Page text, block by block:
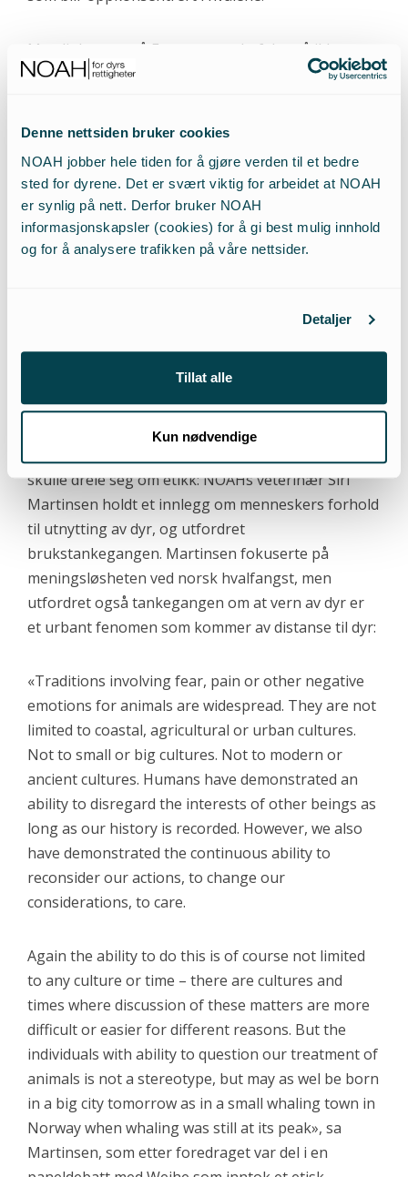
Denne nettsiden bruker cookies
NOAH jobber hele tiden for å gjøre verden til et bedre
sted for dyrene. Det er svært viktig for arbeidet at NOAH
er synlig på nett. Derfor bruker NOAH
informasjonskapsler (cookies) for å gi best mulig innhold
og for å analysere trafikken på våre nettsider.
Detaljer
Tillat alle
Kun nødvendige
Myndighetene på Færøyene anbefaler nå ikke mer
enn ett måltid i måneden med grindhvalkjøtt, og
unna kjøttet. Merkelig nok synes motstanden å
både gravide og foreldre av småbarn har stått frem
i dokumentarer og fortalt at de spiser kjøttet selv
om de er bekymret. Som Weihe selv sa om
helseopplysning rundt hvalkjøtt: «Det er vanskelig».
NOAHs Siri Martinsen og norske myndigheters representant,
Kun to foredragsholdere hadde et kritisk blikk på
hvalfangst ut i fra etiske og dyrevelferdsmessige
skulle dreie seg om etikk: NOAHs veterinær Siri
Martinsen holdt et innlegg om menneskers forhold
til utnytting av dyr, og utfordret
brukstankegangen. Martinsen fokuserte på
meningsløsheten ved norsk hvalfangst, men
utfordret også tankegangen om at vern av dyr er
et urbant fenomen som kommer av distanse til dyr:
«Traditions involving fear, pain or other negative
emotions for animals are widespread. They are not
limited to coastal, agricultural or urban cultures.
Not to small or big cultures. Not to modern or
ancient cultures. Humans have demonstrated an
ability to disregard the interests of other beings as
long as our history is recorded. However, we also
have demonstrated the continuous ability to
reconsider our actions, to change our
considerations, to care.
Again the ability to do this is of course not limited
to any culture or time – there are cultures and
times where discussion of these matters are more
difficult or easier for different reasons. But the
individuals with ability to question our treatment of
animals is not a stereotype, but may as wel be born
in a big city tomorrow as in a small whaling town in
Norway when whaling was still at its peak», sa
Martinsen, som etter foredraget var del i en